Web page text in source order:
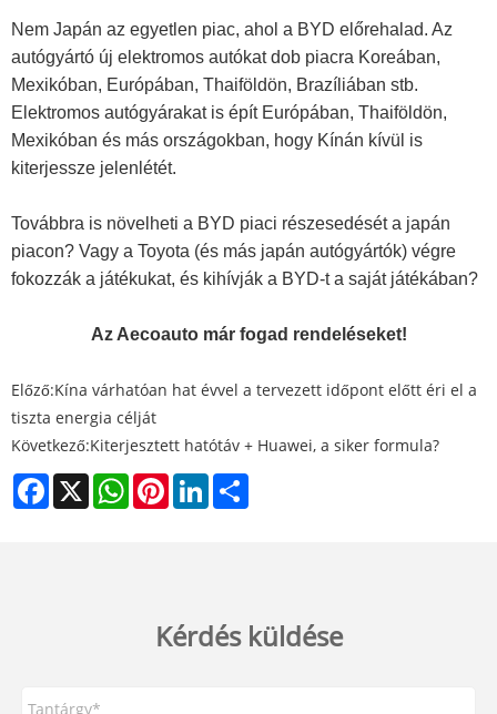
Nem Japán az egyetlen piac, ahol a BYD előrehalad. Az
autógyártó új elektromos autókat dob ​​piacra Koreában,
Mexikóban, Európában, Thaiföldön, Brazíliában stb.
Elektromos autógyárakat is épít Európában, Thaiföldön,
Mexikóban és más országokban, hogy Kínán kívül is
kiterjessze jelenlétét.
Továbbra is növelheti a BYD piaci részesedését a japán
piacon? Vagy a Toyota (és más japán autógyártók) végre
fokozzák a játékukat, és kihívják a BYD-t a saját játékában?
Az Aecoauto már fogad rendeléseket!
Előző:Kína várhatóan hat évvel a tervezett időpont előtt éri el a
tiszta energia célját
Következő:Kiterjesztett hatótáv + Huawei, a siker formula?
Facebook
X WhatsAppPinterestLinkedIn
Kérdés küldése